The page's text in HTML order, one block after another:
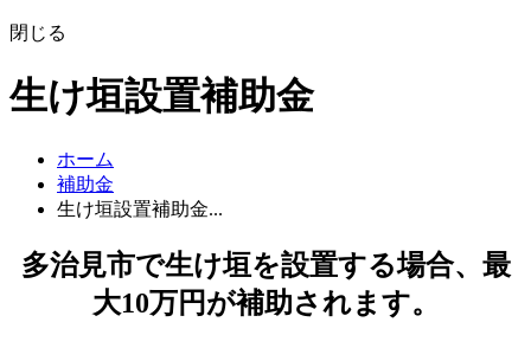
閉じる
生け垣設置補助金
ホーム
補助金
生け垣設置補助金...
多治見市で生け垣を設置する場合、最
大10万円が補助されます。